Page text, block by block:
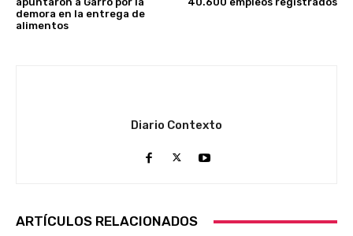
demora en la entrega de
alimentos
Diario Contexto
ARTÍCULOS RELACIONADOS